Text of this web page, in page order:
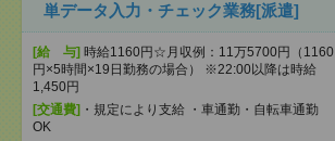
単データ入力・チェック業務[派遣]
[給 与] 時給1160円☆月収例：11万5700円（1160
円×5時間×19日勤務の場合） ※22:00以降は時給
1,450円
[交通費] ・規定により支給 ・車通勤・自転車通勤
OK